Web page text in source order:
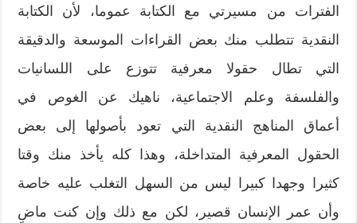
الفترات من مسيرتي مع الكتابة عموما، لأن الكتابة
النقدية تتطلب منك بعض القراءات الموسعة والدقيقة
التي تطال حقولا معرفية تتوزع على اللسانيات
والفلسفة وعلم الاجتماعية، ناهيك عن الغوص في
أعماق المناهج النقدية التي تعود بأصولها إلى بعض
الحقول المعرفية المتداخلة، وهذا كله يأخذ منك وقتا
كثيرا وجهدا كبيرا ليس من السهل التغلب عليه خاصة
وأن عمر الإنسان قصير، لكن مع ذلك وإن كنت ماضٍ